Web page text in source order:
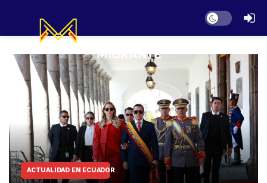
Dark mode
ACTUALIDAD EN ECUADOR